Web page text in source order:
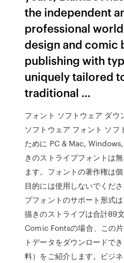
the independent
professional
design and comic
publishing with
uniquely tailored
traditional …
フォント ソフトウェア ダウ
ソフトウェア フォント ソフ
ために PC & Mac,
きのストライプフォントは
ます。フォントの著作権は
目的には使用しないでくだ
プフォントのサポート形式
描きのストライプは合計89
Comic Fontsの場合、この
トデータをダウンロードで
料）をご紹介します。ビジ